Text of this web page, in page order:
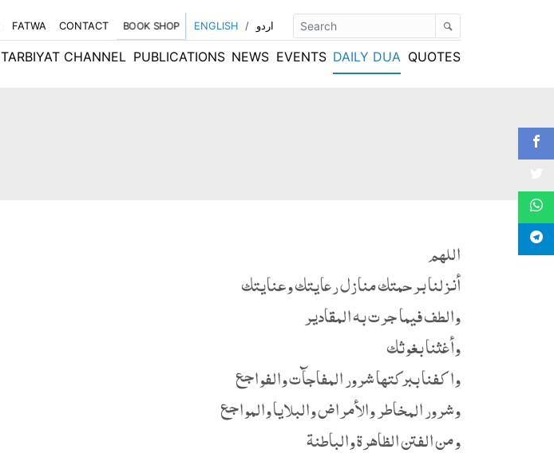
FATWA CONTACT BOOK SHOP ENGLISH / اردو
TARBIYAT CHANNEL PUBLICATIONS NEWS EVENTS DAILY DUA QUOTES
اللهم
أنزلنا برحمتك منازل رعايتك وعنايتك
والطف فيما جرت به المقادير
وأغثنا بغوثك
واكفنا ببركتها شرور المفاجآت والفواجع
وشرور المخاطر والأمراض والبلايا والمواجع
ومن الفتن الظاهرة والباطنة